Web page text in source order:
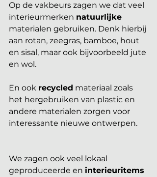
Op de vakbeurs zagen we dat veel
interieurmerken natuurlijke
materialen gebruiken. Denk hierbij
aan rotan, zeegras, bamboe, hout
en sisal, maar ook bijvoorbeeld jute
en wol.
En ook recycled materiaal zoals
het hergebruiken van plastic en
andere materialen zorgen voor
interessante nieuwe ontwerpen.
We zagen ook veel lokaal
geproduceerde en interieuritems